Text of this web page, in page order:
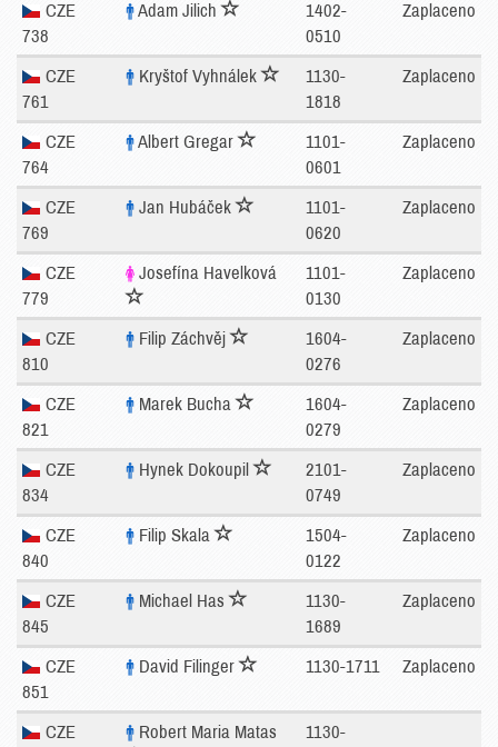
CZE
738
Adam Jilich
1402-
0510
Zaplaceno
CZE
761
Kryštof Vyhnálek
1130-
1818
Zaplaceno
CZE
764
Albert Gregar
1101-
0601
Zaplaceno
CZE
769
Jan Hubáček
1101-
0620
Zaplaceno
CZE
779
Josefína Havelková
1101-
0130
Zaplaceno
CZE
810
Filip Záchvěj
1604-
0276
Zaplaceno
CZE
821
Marek Bucha
1604-
0279
Zaplaceno
CZE
834
Hynek Dokoupil
2101-
0749
Zaplaceno
CZE
840
Filip Skala
1504-
0122
Zaplaceno
CZE
845
Michael Has
1130-
1689
Zaplaceno
CZE
851
David Filinger 1130-1711 Zaplaceno
CZE
Robert Maria Matas
1130-